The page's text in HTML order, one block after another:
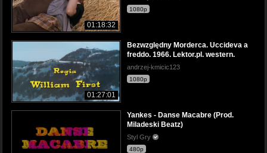
01:18:32
1080p
01:27:01
Bezwzględny Morderca. Uccideva a
freddo. 1966. Lektor.pl. western.
andrzej-kmicic123
1080p
Yankes - Danse Macabre (Prod.
Miladeski Beatz)
Styl Gry
480p